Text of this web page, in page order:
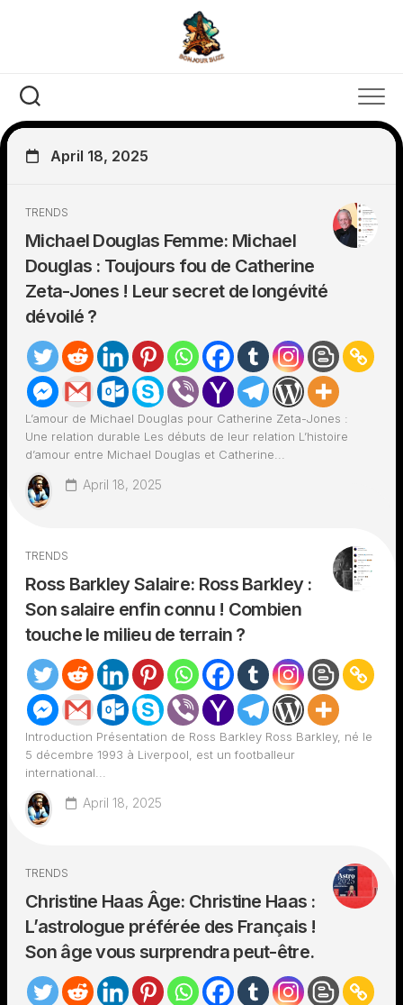
April 18, 2025
TRENDS
Michael Douglas Femme: Michael
Douglas : Toujours fou de Catherine
Zeta-Jones ! Leur secret de longévité
dévoilé ?
L’amour de Michael Douglas pour Catherine Zeta-Jones :
Une relation durable Les débuts de leur relation L’histoire
d’amour entre Michael Douglas et Catherine...
April 18, 2025
TRENDS
Ross Barkley Salaire: Ross Barkley :
Son salaire enfin connu ! Combien
touche le milieu de terrain ?
Introduction Présentation de Ross Barkley Ross Barkley, né le
5 décembre 1993 à Liverpool, est un footballeur
international...
April 18, 2025
TRENDS
Christine Haas Âge: Christine Haas :
L’astrologue préférée des Français !
Son âge vous surprendra peut-être.